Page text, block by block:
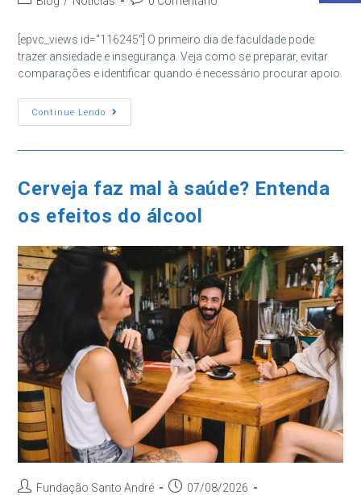
post:
post:
[epvc_views id="116245"] O primeiro dia de faculdade pode
trazer ansiedade e insegurança. Veja como se preparar, evitar
comparações e identificar quando é necessário procurar apoio.
Continue Lendo
Ansiedade
Antes
Faculdade:
Como
Cerveja faz mal à saúde? Entenda
os efeitos do álcool
AutorFundação Santo André
Post07/08/2026